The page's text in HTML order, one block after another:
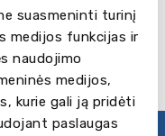
suasmeninti turinį
medijos funkcijas ir
naudojimo
medijos,
kurie gali ją pridėti
paslaugas
mokytis bei